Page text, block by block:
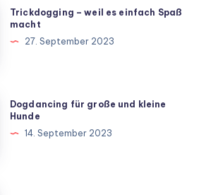
Trickdogging – weil es einfach Spaß
macht
27. September 2023
Dogdancing für große und kleine
Hunde
14. September 2023